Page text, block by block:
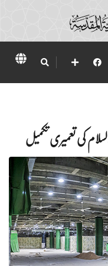
کی تعمیری تکمیل